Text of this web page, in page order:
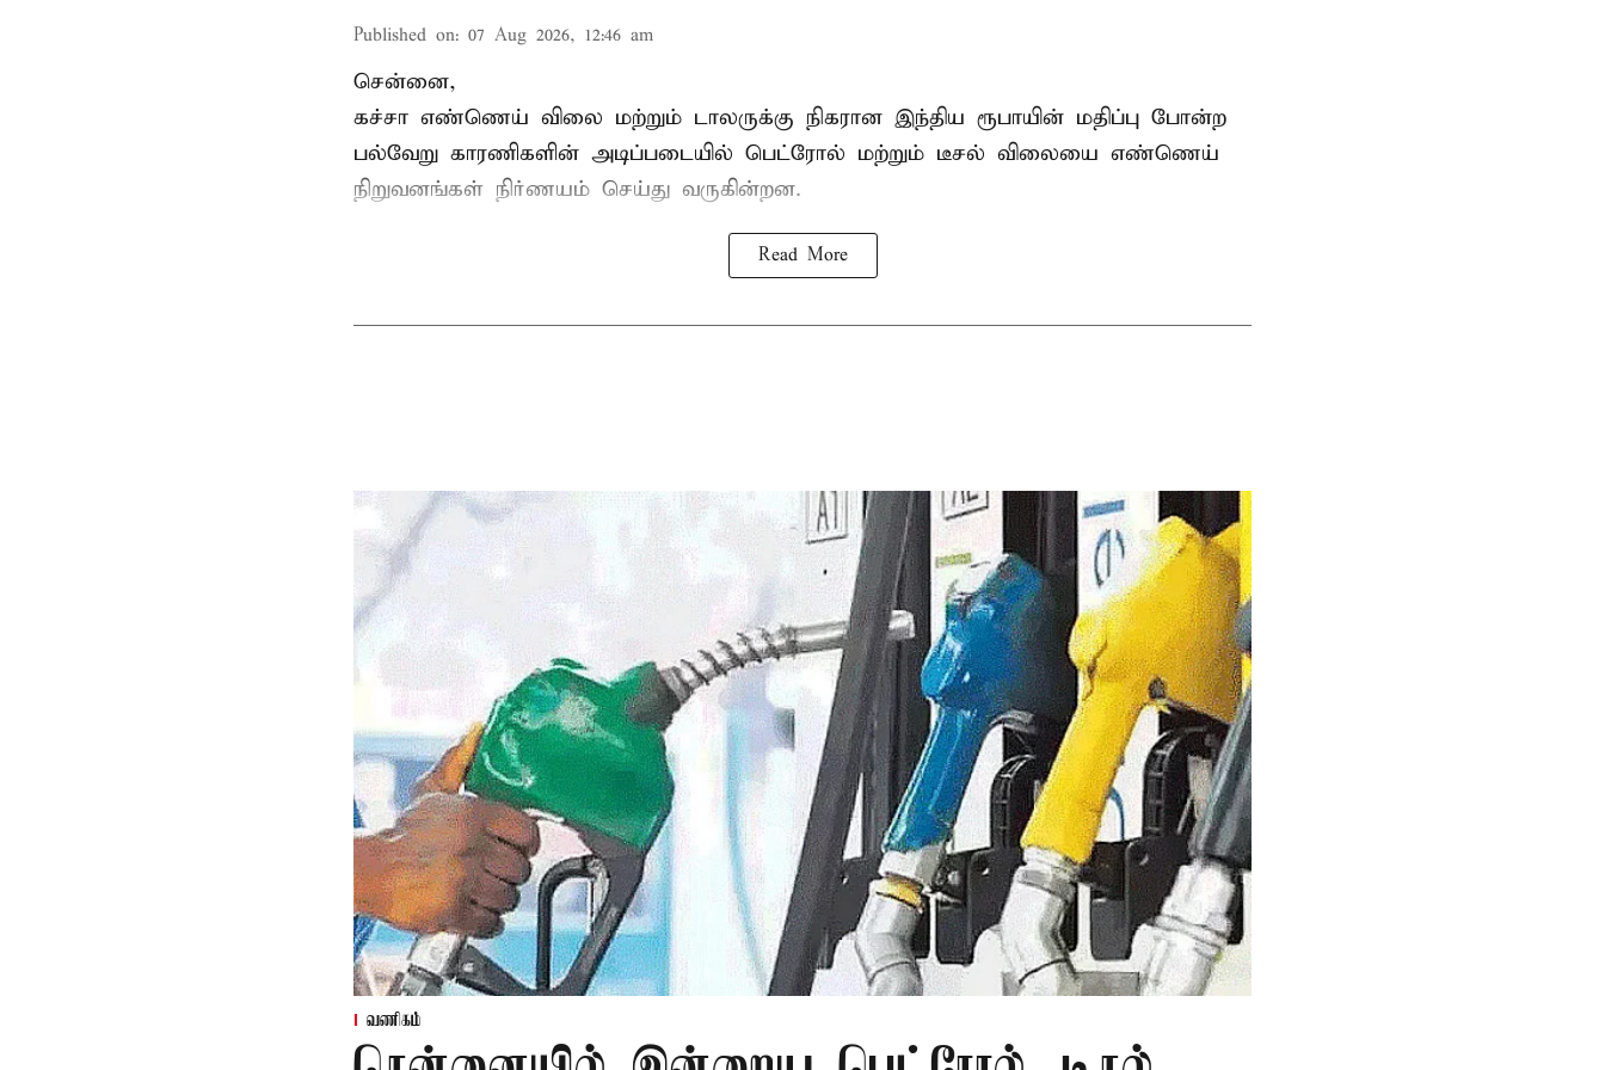
Published on: 07 Aug 2026, 12:46 am
சென்னை,
கச்சா எண்ணெய் விலை மற்றும் டாலருக்கு நிகரான இந்திய ரூபாயின் மதிப்பு போன்ற
பல்வேறு காரணிகளின் அடிப்படையில் பெட்ரோல் மற்றும் டீசல் விலையை எண்ணெய்
நிறுவனங்கள் நிர்ணயம் செய்து வருகின்றன.
Read More
வணிகம்